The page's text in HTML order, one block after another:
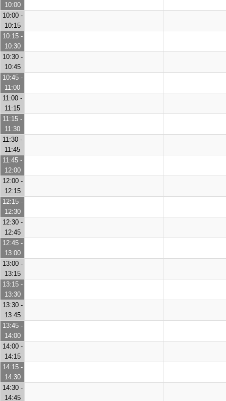
10:00
10:00 -
10:15
10:15 -
10:30
10:30 -
10:45
10:45 -
11:00
11:00 -
11:15
11:15 -
11:30
11:30 -
11:45
11:45 -
12:00
12:00 -
12:15
12:15 -
12:30
12:30 -
12:45
12:45 -
13:00
13:00 -
13:15
13:15 -
13:30
13:30 -
13:45
13:45 -
14:00
14:00 -
14:15
14:15 -
14:30
14:30 -
14:45